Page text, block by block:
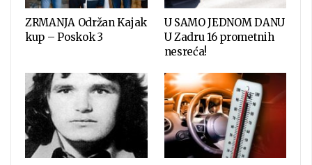
ZRMANJA Održan Kajak
kup – Poskok 3
U SAMO JEDNOM DANU
U Zadru 16 prometnih
nesreća!